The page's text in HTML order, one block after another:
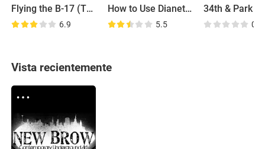
Flying the B-17 (Then and Now)
6.9
How to Use Dianetics
5.5
34th & Park
0.0
Vista recientemente